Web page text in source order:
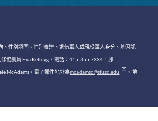
性別認同、性別表達、退伍軍人或現役軍人身分、基因訊
協調員 Eva Kellogg，電話：415-355-7334，郵
McAdams，電子郵件地址為mcadamsd@sfusd.edu 。地